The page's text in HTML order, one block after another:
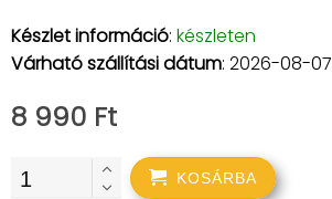
Készlet információ: készleten
Várható szállítási dátum: 2026-08-07
8 990 Ft
KOSÁRBA